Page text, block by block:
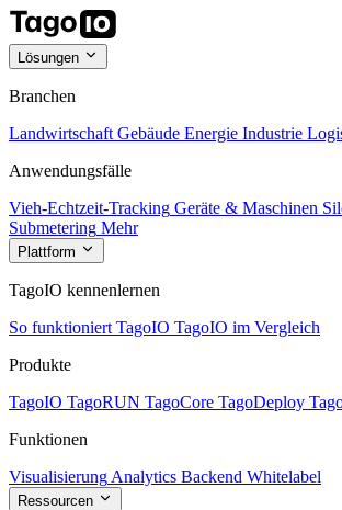
Lösungen
Branchen
Landwirtschaft Gebäude Energie Industrie
Anwendungsfälle
Vieh-Echtzeit-Tracking Geräte & Maschinen
Submetering Mehr
Plattform
TagoIO kennenlernen
So funktioniert TagoIO TagoIO im Vergleich
Produkte
TagoIO TagoRUN TagoCore TagoDeploy
Funktionen
Visualisierung Analytics Backend Whitelabel
Ressourcen